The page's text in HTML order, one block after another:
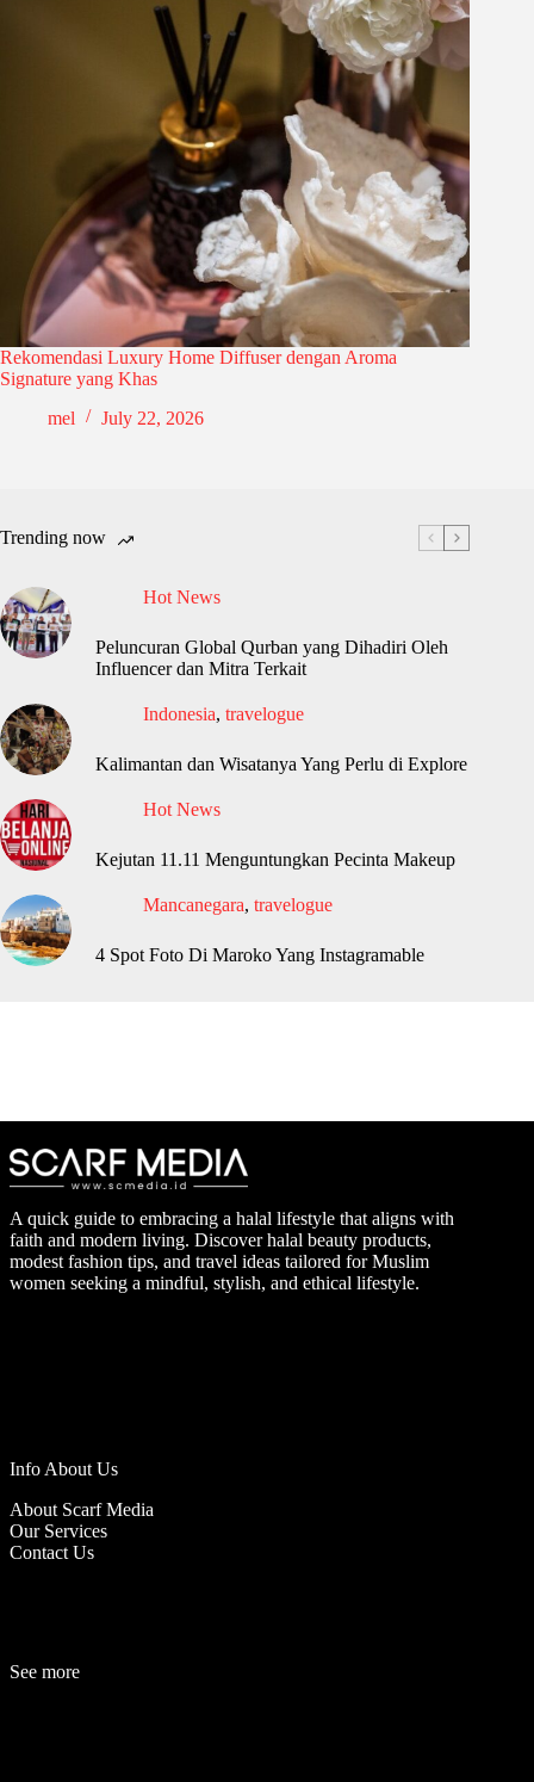
Rekomendasi Luxury Home Diffuser dengan Aroma
Signature yang Khas
mel
July 22, 2026
Trending now
Hot News
Peluncuran Global Qurban yang Dihadiri Oleh
Influencer dan Mitra Terkait
Indonesia, travelogue
Kalimantan dan Wisatanya Yang Perlu di Explore
Hot News
Kejutan 11.11 Menguntungkan Pecinta Makeup
Mancanegara, travelogue
4 Spot Foto Di Maroko Yang Instagramable
A quick guide to embracing a halal lifestyle that aligns with
faith and modern living. Discover halal beauty products,
modest fashion tips, and travel ideas tailored for Muslim
women seeking a mindful, stylish, and ethical lifestyle.
Info About Us
About Scarf Media
Our Services
Contact Us
See more